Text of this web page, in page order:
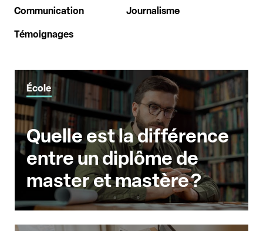
Communication Journalisme
Témoignages
École
Quelle est la différence
entre un diplôme de
master et mastère ?